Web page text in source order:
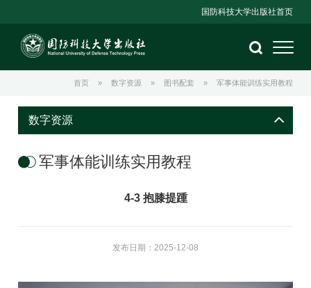
国防科技大学出版社首页
首页 » 数字资源 » 图书配套 » 军事体能训练实用教程
数字资源
军事体能训练实用教程
4-3 抱膝提踵
发布日期：2025-12-08